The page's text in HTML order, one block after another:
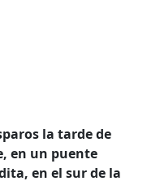
la tarde de
en un puente
en el sur de la